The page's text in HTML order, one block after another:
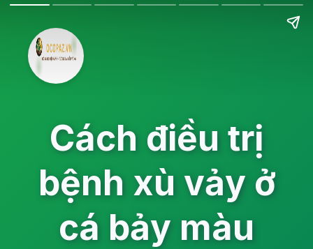
Cách điều trị
bệnh xù vảy ở
cá bảy màu